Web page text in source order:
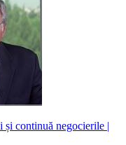
continuă negocierile |